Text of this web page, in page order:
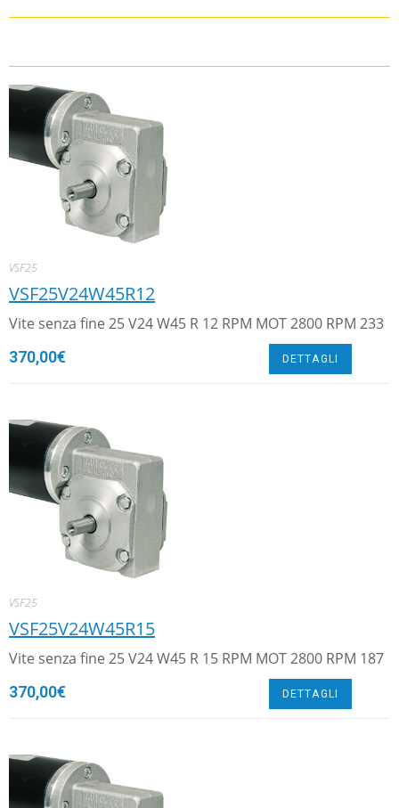
VSF25
VSF25V24W45R12
Vite senza fine 25 V24 W45 R 12 RPM MOT 2800 RPM 233
370,00€ DETTAGLI
VSF25
VSF25V24W45R15
Vite senza fine 25 V24 W45 R 15 RPM MOT 2800 RPM 187
370,00€ DETTAGLI